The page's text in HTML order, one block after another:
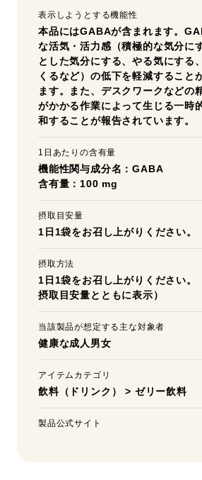
表示しようとする機能性
本品にはGABAが含まれます。
な活気・活力感（積極的な気分に
とした気分にする、やる気にする
くるなど）の低下を軽減すること
ます。また、デスクワークなどの
がかかる作業によって生じる一時
和することが報告されています。
1日あたりの含有量
機能性関与成分名：GABA
含有量：100 mg
摂取目安量
1日1袋をお召し上がりください。
摂取方法
1日1袋をお召し上がりください。
摂取目安量とともに表示）
当該製品が想定する主な対象者
健康な成人男女
アイテムカテゴリ
飲料（ドリンク） > ゼリー飲料
製品公式サイト